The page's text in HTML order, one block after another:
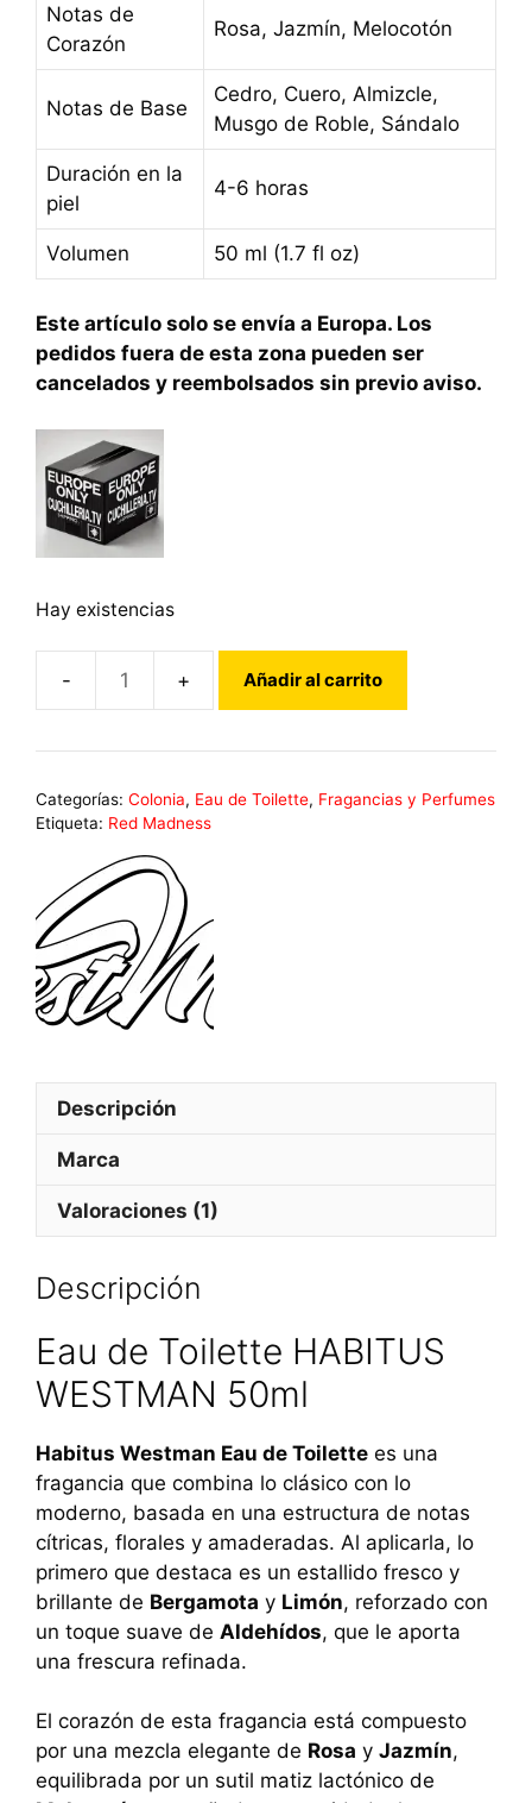
Notas de
Corazón
Rosa, Jazmín, Melocotón
Notas de Base
Cedro, Cuero, Almizcle,
Musgo de Roble, Sándalo
Duración en la
piel
4-6 horas
Volumen 50 ml (1.7 fl oz)
Este artículo solo se envía a Europa. Los
pedidos fuera de esta zona pueden ser
cancelados y reembolsados sin previo aviso.
Hay existencias
Eau
Toilette
WESTMAN
Añadir al carrito
Categorías: Colonia, Eau de Toilette, Fragancias y Perfumes
Etiqueta: Red Madness
Descripción
Marca
Valoraciones (1)
Descripción
Eau de Toilette HABITUS
WESTMAN 50ml
Habitus Westman Eau de Toilette es una
fragancia que combina lo clásico con lo
moderno, basada en una estructura de notas
cítricas, florales y amaderadas. Al aplicarla, lo
primero que destaca es un estallido fresco y
brillante de Bergamota y Limón, reforzado con
un toque suave de Aldehídos, que le aporta
una frescura refinada.
El corazón de esta fragancia está compuesto
por una mezcla elegante de Rosa y Jazmín,
equilibrada por un sutil matiz lactónico de